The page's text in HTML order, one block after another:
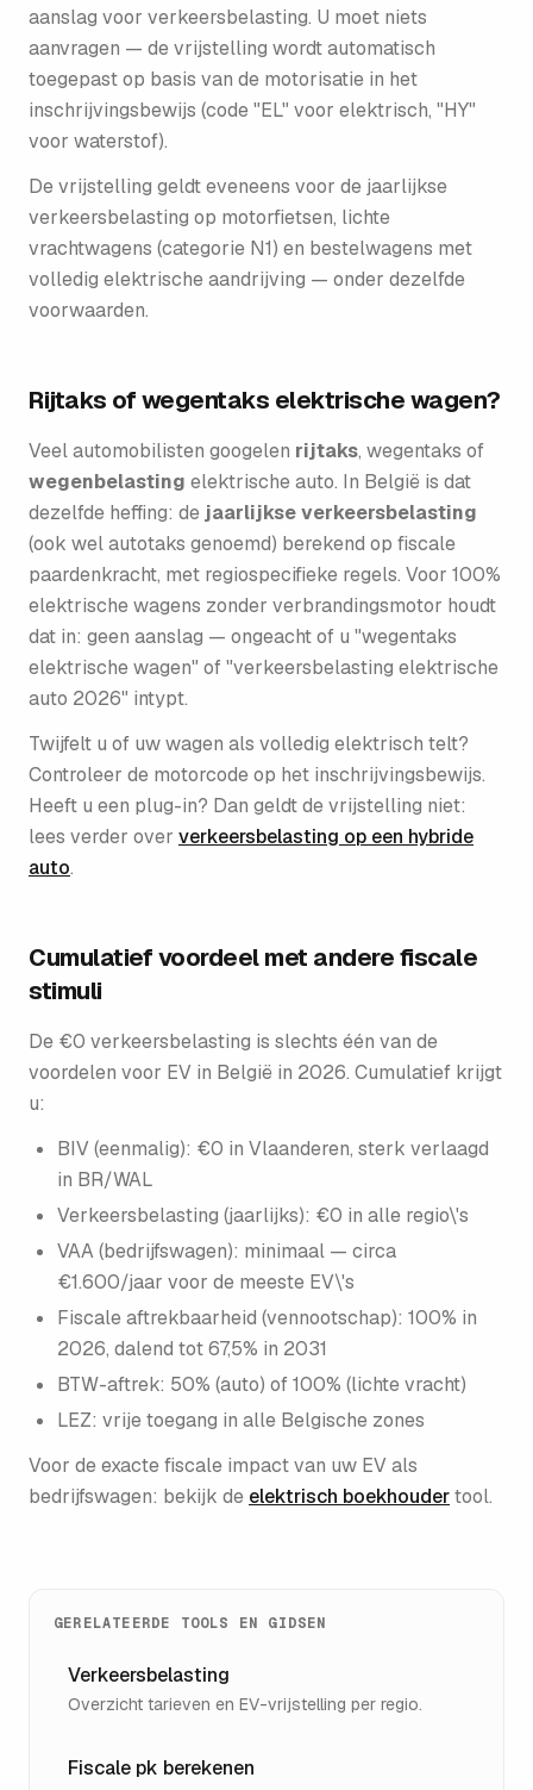
aanslag voor verkeersbelasting. U moet niets
aanvragen — de vrijstelling wordt automatisch
toegepast op basis van de motorisatie in het
inschrijvings­bewijs (code "EL" voor elektrisch, "HY"
voor waterstof).
De vrijstelling geldt eveneens voor de jaarlijkse
verkeersbelasting op motorfietsen, lichte
vrachtwagens (categorie N1) en bestelwagens met
volledig elektrische aandrijving — onder dezelfde
voorwaarden.
Rijtaks of wegentaks elektrische wagen?
Veel automobilisten googelen rijtaks, wegentaks of
wegenbelasting elektrische auto. In België is dat
dezelfde heffing: de jaarlijkse verkeersbelasting
(ook wel autotaks genoemd) berekend op fiscale
paardenkracht, met regiospecifieke regels. Voor 100%
elektrische wagens zonder verbrandingsmotor houdt
dat in: geen aanslag — ongeacht of u "wegentaks
elektrische wagen" of "verkeersbelasting elektrische
auto 2026" intypt.
Twijfelt u of uw wagen als volledig elektrisch telt?
Controleer de motorcode op het inschrijvingsbewijs.
Heeft u een plug-in? Dan geldt de vrijstelling niet:
lees verder over verkeersbelasting op een hybride
auto.
Cumulatief voordeel met andere fiscale
stimuli
De €0 verkeersbelasting is slechts één van de
voordelen voor EV in België in 2026. Cumulatief krijgt
u:
BIV (eenmalig): €0 in Vlaanderen, sterk verlaagd
in BR/WAL
Verkeersbelasting (jaarlijks): €0 in alle regio\'s
VAA (bedrijfswagen): minimaal — circa
€1.600/jaar voor de meeste EV\'s
Fiscale aftrekbaarheid (vennootschap): 100% in
2026, dalend tot 67,5% in 2031
BTW-aftrek: 50% (auto) of 100% (lichte vracht)
LEZ: vrije toegang in alle Belgische zones
Voor de exacte fiscale impact van uw EV als
bedrijfswagen: bekijk de elektrisch boekhoudertool.
GERELATEERDE TOOLS EN GIDSEN
Verkeersbelasting
Overzicht tarieven en EV-vrijstelling per regio.
Fiscale pk berekenen